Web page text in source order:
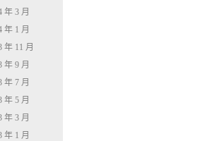
年 3 月
年 1 月
年 11 月
年 9 月
年 7 月
年 5 月
年 3 月
年 1 月